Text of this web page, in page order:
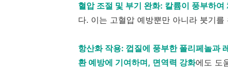
혈압 조절 및 부기 완화: 칼륨이 풍부하
다. 이는 고혈압 예방뿐만 아니라 붓기
항산화 작용: 껍질에 풍부한 폴리페놀과
환 예방에 기여하며, 면역력 강화에도 도